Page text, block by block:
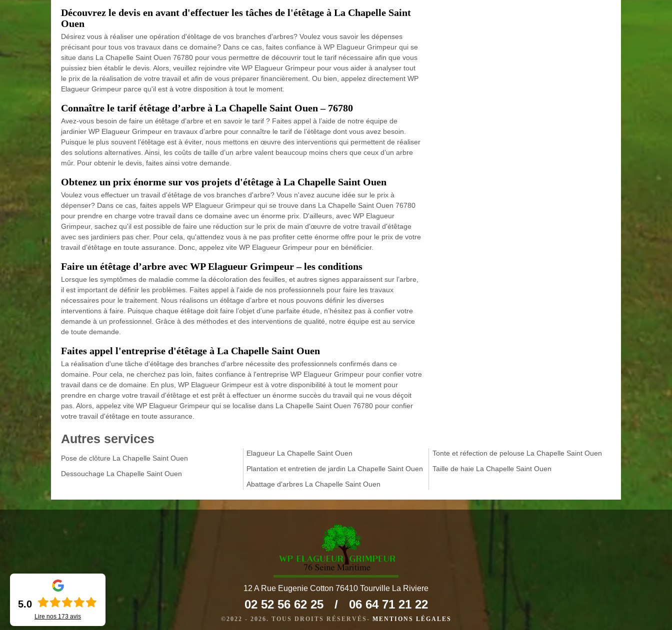
Découvrez le devis en avant d'effectuer les tâches de l'étêtage à La Chapelle Saint
Ouen
Désirez vous à réaliser une opération d'étêtage de vos branches d'arbres? Voulez vous savoir les dépenses
précisant pour tous vos travaux dans ce domaine? Dans ce cas, faites confiance à WP Elagueur Grimpeur qui se
situe dans La Chapelle Saint Ouen 76780 pour vous permettre de découvrir tout le tarif nécessaire afin que vous
puissiez bien établir le devis. Alors, veuillez rejoindre vite WP Elagueur Grimpeur pour vous aider à analyser tout
le prix de la réalisation de votre travail et afin de vous préparer financièrement. Ou bien, appelez directement WP
Elagueur Grimpeur parce qu'il est à votre disposition à tout le moment.
Connaître le tarif étêtage d’arbre à La Chapelle Saint Ouen – 76780
Avez-vous besoin de faire un étêtage d’arbre et en savoir le tarif ? Faites appel à l’aide de notre équipe de
jardinier WP Elagueur Grimpeur en travaux d’arbre pour connaître le tarif de l’étêtage dont vous avez besoin.
Puisque le plus souvent l’étêtage est à éviter, nous mettons en œuvre des interventions qui permettent de réaliser
des solutions alternatives. Ainsi, les coûts de taille d’un arbre valent beaucoup moins chers que ceux d’un arbre
mûr. Pour obtenir le devis, faites ainsi votre demande.
Obtenez un prix énorme sur vos projets d'étêtage à La Chapelle Saint Ouen
Voulez vous effectuer un travail d'étêtage de vos branches d'arbre? Vous n'avez aucune idée sur le prix à
dépenser? Dans ce cas, faites appels WP Elagueur Grimpeur qui se trouve dans La Chapelle Saint Ouen 76780
pour prendre en charge votre travail dans ce domaine avec un énorme prix. D'ailleurs, avec WP Elagueur
Grimpeur, sachez qu'il est possible de faire une réduction sur le prix de main d'œuvre de votre travail d'étêtage
avec ses jardiniers pas cher. Pour cela, qu'attendez vous à ne pas profiter cette énorme offre pour le prix de votre
travail d'étêtage en toute assurance. Donc, appelez vite WP Elagueur Grimpeur pour en bénéficier.
Faire un étêtage d’arbre avec WP Elagueur Grimpeur – les conditions
Lorsque les symptômes de maladie comme la décoloration des feuilles, et autres signes apparaissent sur l’arbre,
il est important de définir les problèmes. Faites appel à l'aide de nos professionnels pour faire les travaux
nécessaires pour le traitement. Nous réalisons un étêtage d’arbre et nous pouvons définir les diverses
interventions à faire. Puisque chaque étêtage doit faire l’objet d’une parfaite étude, n’hésitez pas à confier votre
demande à un professionnel. Grâce à des méthodes et des interventions de qualité, notre équipe est au service
de toute demande.
Faites appel l'entreprise d'étêtage à La Chapelle Saint Ouen
La réalisation d'une tâche d'étêtage des branches d'arbre nécessite des professionnels confirmés dans ce
domaine. Pour cela, ne cherchez pas loin, faites confiance à l'entreprise WP Elagueur Grimpeur pour confier votre
travail dans ce de domaine. En plus, WP Elagueur Grimpeur est à votre disponibilité à tout le moment pour
prendre en charge votre travail d'étêtage et est prêt à effectuer un énorme succès du travail qui ne vous déçoit
pas. Alors, appelez vite WP Elagueur Grimpeur qui se localise dans La Chapelle Saint Ouen 76780 pour confier
votre travail d'étêtage en toute assurance.
Autres services
Pose de clôture La Chapelle Saint Ouen
Dessouchage La Chapelle Saint Ouen
Elagueur La Chapelle Saint Ouen
Plantation et entretien de jardin La Chapelle Saint Ouen
Abattage d'arbres La Chapelle Saint Ouen
Tonte et réfection de pelouse La Chapelle Saint Ouen
Taille de haie La Chapelle Saint Ouen
12 A Rue Eugenie Cotton 76410 Tourville La Riviere
02 52 56 62 25 / 06 64 71 21 22
©2022 - 2026. TOUS DROITS RÉSERVÉS- MENTIONS LÉGALES
5.0
Lire nos 173 avis